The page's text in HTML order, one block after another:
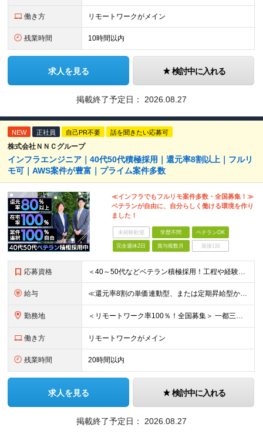
働き方 リモートワークがメイン
残業時間 10時間以内
求人を見る 検討中に入れる
掲載終了予定日： 2026.08.27
NEW 正社員 自己PR不要 話を聞きたい応募可
株式会社ＮＮＣグループ
インフラエンジニア｜40代50代積極採用｜還元率8割以上｜フルリ
モ可｜AWS案件が豊富｜プライム案件多数
≪インフラでもフルリモ案件多数・全国募集！≫
ベテランが自由に、自分らしく働ける環境を作り
ました！
未経験歓迎 学歴不問 ベテランOK
完全週休2日 賞与複数月 面接1回
応募資格 ＜40～50代などベテラン積極採用！工程や経験年数不問＞ □インフラの設計構築や、運用保守の実務経験をお持ちの方(経験年数、マネジメント経験などは一切問いません) □学歴不問 □転職回数不問
給与 ≪還元率8割の単価連動型、または定期昇給型から選べます！≫ ■単価連動型 月給40万円以上＋一時金＋各種手当 ★参画する案件の単価に応じて月給額を決定します(還元率8割) ★昇給随時(案件単価が上が
勤務地 ＜リモートワーク率100％！全国募集＞ 一都三県・名古屋・大阪を中心とした、全国の各プロジェクト先へ配属 ★あなたの希望を考慮して決定します ★在宅勤務×出勤のハイブリッドワーク！フルリモートワーク
働き方 リモートワークがメイン
残業時間 20時間以内
求人を見る 検討中に入れる
掲載終了予定日： 2026.08.27